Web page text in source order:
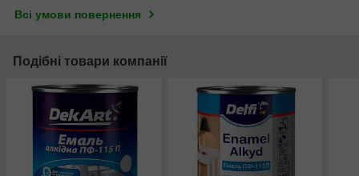
Всі умови повернення
Подібні товари компанії